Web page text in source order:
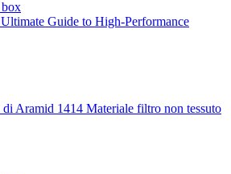
Guide to High-Performance
di Aramid 1414 Materiale filtro non tessuto